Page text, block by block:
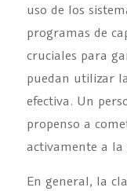
uso de los
programas de
cruciales para
puedan utilizar
efectiva. Un
propenso a
activamente a la
En general, la